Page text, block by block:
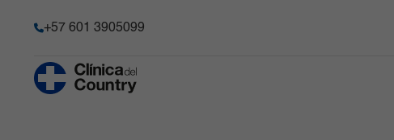
+57 601 3905099